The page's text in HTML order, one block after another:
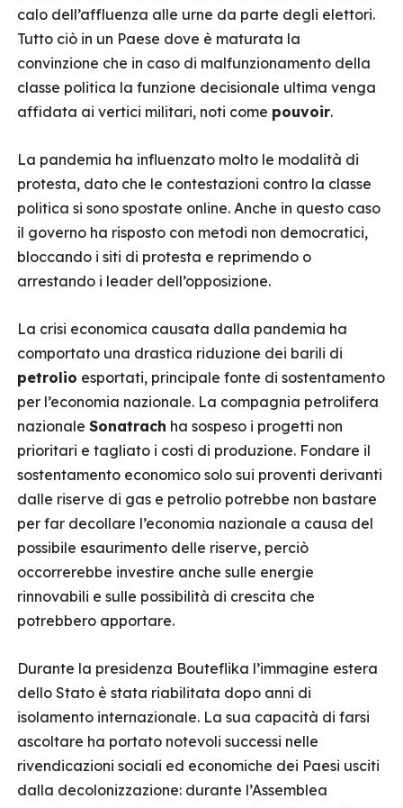
calo dell’affluenza alle urne da parte degli elettori.
Tutto ciò in un Paese dove è maturata la
convinzione che in caso di malfunzionamento della
classe politica la funzione decisionale ultima venga
affidata ai vertici militari, noti come pouvoir.
La pandemia ha influenzato molto le modalità di
protesta, dato che le contestazioni contro la classe
politica si sono spostate online. Anche in questo caso
il governo ha risposto con metodi non democratici,
bloccando i siti di protesta e reprimendo o
arrestando i leader dell’opposizione.
La crisi economica causata dalla pandemia ha
comportato una drastica riduzione dei barili di
petrolio esportati, principale fonte di sostentamento
per l’economia nazionale. La compagnia petrolifera
nazionale Sonatrach ha sospeso i progetti non
prioritari e tagliato i costi di produzione. Fondare il
sostentamento economico solo sui proventi derivanti
dalle riserve di gas e petrolio potrebbe non bastare
per far decollare l’economia nazionale a causa del
possibile esaurimento delle riserve, perciò
occorrerebbe investire anche sulle energie
rinnovabili e sulle possibilità di crescita che
potrebbero apportare.
Durante la presidenza Bouteflika l’immagine estera
dello Stato è stata riabilitata dopo anni di
isolamento internazionale. La sua capacità di farsi
ascoltare ha portato notevoli successi nelle
rivendicazioni sociali ed economiche dei Paesi usciti
dalla decolonizzazione: durante l’Assemblea